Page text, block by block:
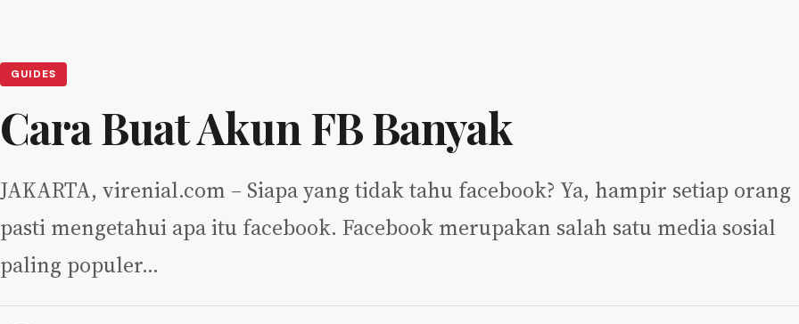
GUIDES
Cara Buat Akun FB Banyak
JAKARTA, virenial.com – Siapa yang tidak tahu facebook? Ya, hampir setiap orang
pasti mengetahui apa itu facebook. Facebook merupakan salah satu media sosial
paling populer…